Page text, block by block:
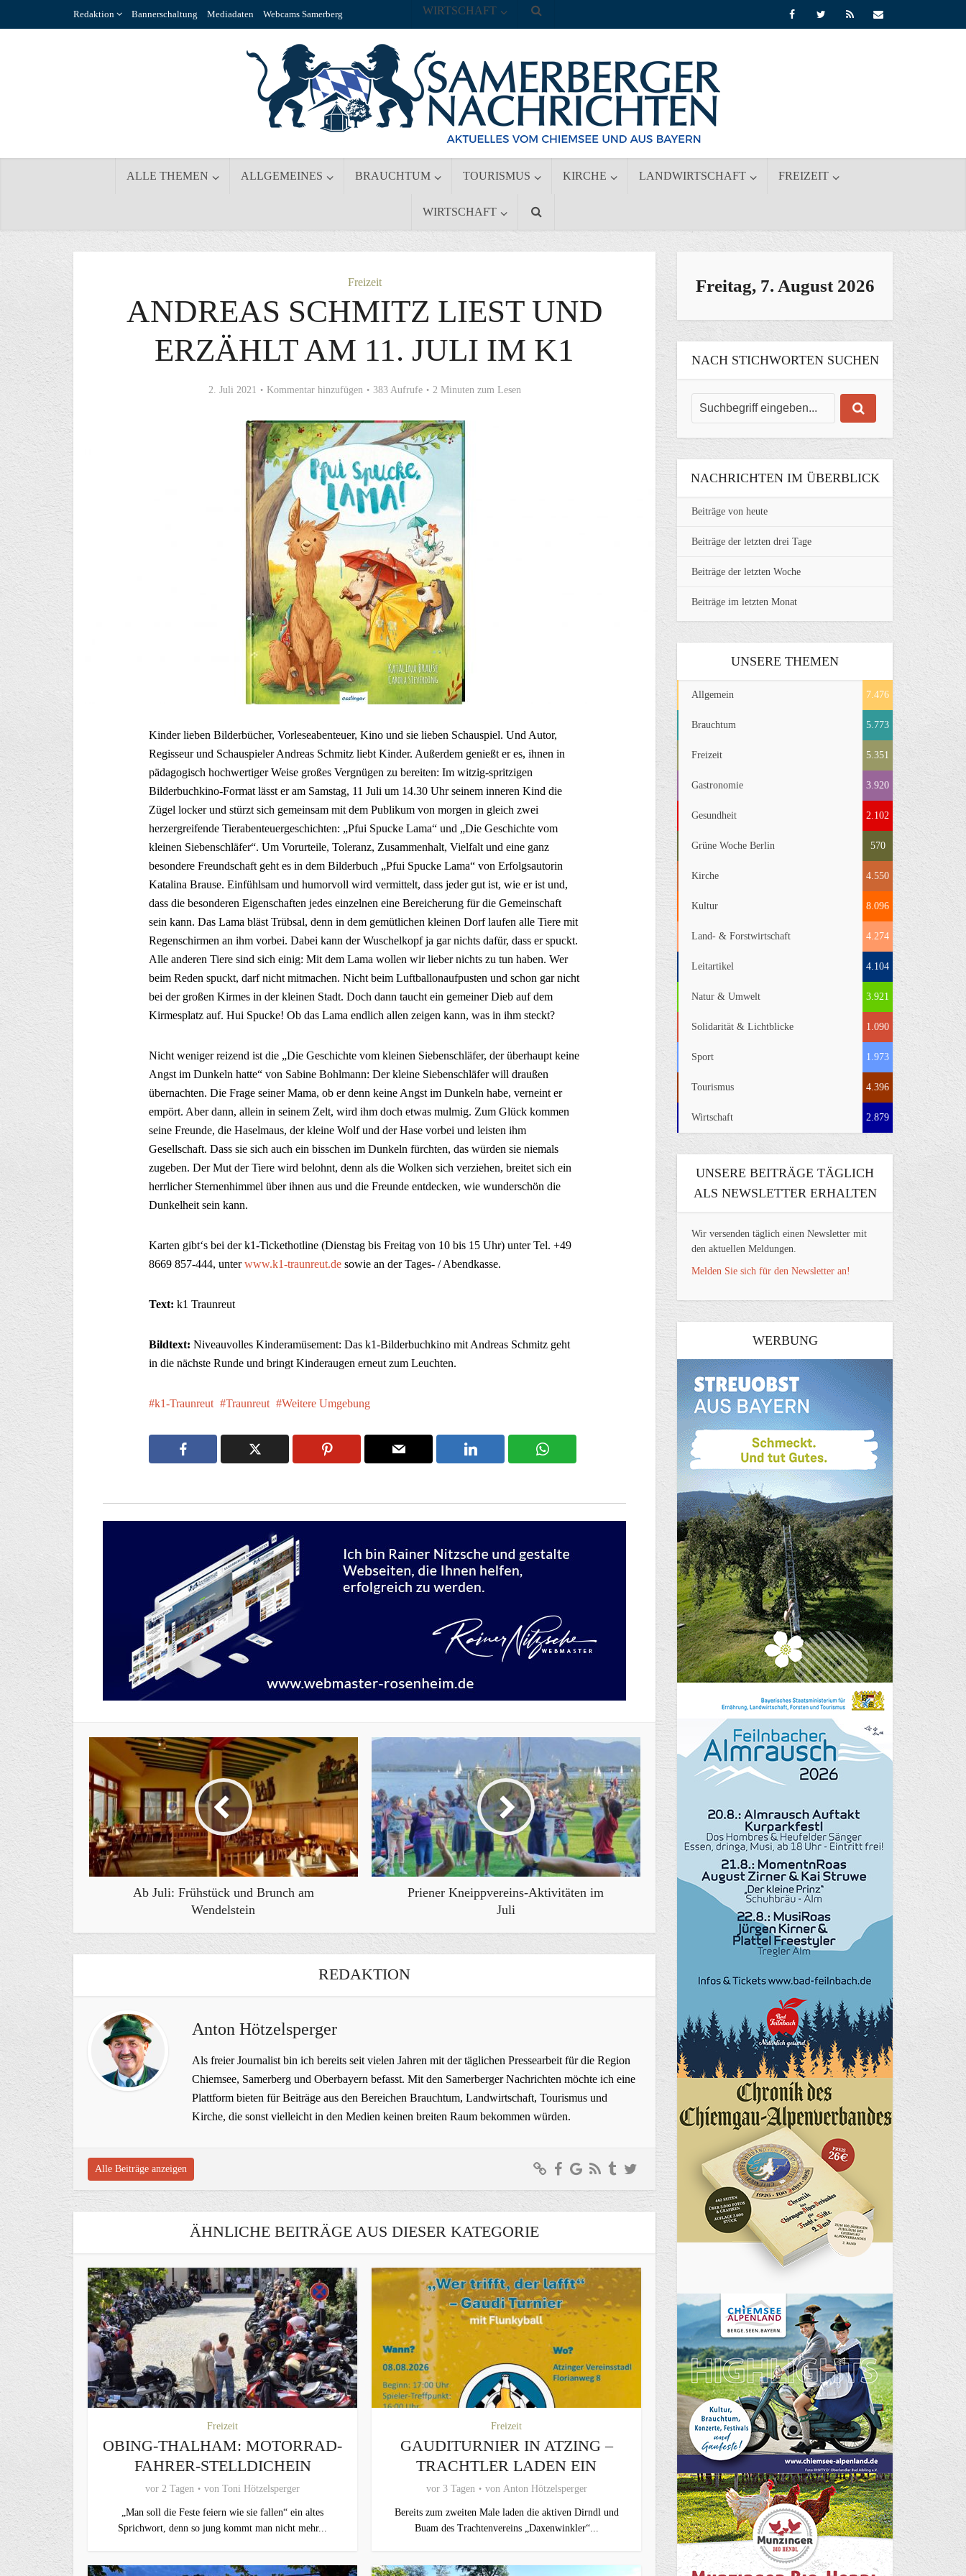
Redaktion Bannerschaltung Mediadaten Webcams Samerberg
ALLE THEMEN ALLGEMEINES BRAUCHTUM TOURISMUS KIRCHE LANDWIRTSCHAFT FREIZEIT
WIRTSCHAFT
WIRTSCHAFT
Freizeit
ANDREAS SCHMITZ LIEST UND
ERZÄHLT AM 11. JULI IM K1
2. Juli 2021 Kommentar hinzufügen 383 Aufrufe 2 Minuten zum Lesen
Kinder lieben Bilderbücher, Vorleseabenteuer, Kino und sie lieben Schauspiel. Und Autor,
Regisseur und Schauspieler Andreas Schmitz liebt Kinder. Außerdem genießt er es, ihnen in
pädagogisch hochwertiger Weise großes Vergnügen zu bereiten: Im witzig-spritzigen
Bilderbuchkino-Format lässt er am Samstag, 11 Juli um 14.30 Uhr seinem inneren Kind die
Zügel locker und stürzt sich gemeinsam mit dem Publikum von morgen in gleich zwei
herzergreifende Tierabenteuergeschichten: „Pfui Spucke Lama“ und „Die Geschichte vom
kleinen Siebenschläfer“. Um Vorurteile, Toleranz, Zusammenhalt, Vielfalt und eine ganz
besondere Freundschaft geht es in dem Bilderbuch „Pfui Spucke Lama“ von Erfolgsautorin
Katalina Brause. Einfühlsam und humorvoll wird vermittelt, dass jeder gut ist, wie er ist und,
dass die besonderen Eigenschaften jedes einzelnen eine Bereicherung für die Gemeinschaft
sein kann. Das Lama bläst Trübsal, denn in dem gemütlichen kleinen Dorf laufen alle Tiere mit
Regenschirmen an ihm vorbei. Dabei kann der Wuschelkopf ja gar nichts dafür, dass er spuckt.
Alle anderen Tiere sind sich einig: Mit dem Lama wollen wir lieber nichts zu tun haben. Wer
beim Reden spuckt, darf nicht mitmachen. Nicht beim Luftballonaufpusten und schon gar nicht
bei der großen Kirmes in der kleinen Stadt. Doch dann taucht ein gemeiner Dieb auf dem
Kirmesplatz auf. Hui Spucke! Ob das Lama endlich allen zeigen kann, was in ihm steckt?
Nicht weniger reizend ist die „Die Geschichte vom kleinen Siebenschläfer, der überhaupt keine
Angst im Dunkeln hatte“ von Sabine Bohlmann: Der kleine Siebenschläfer will draußen
übernachten. Die Frage seiner Mama, ob er denn keine Angst im Dunkeln habe, verneint er
empört. Aber dann, allein in seinem Zelt, wird ihm doch etwas mulmig. Zum Glück kommen
seine Freunde, die Haselmaus, der kleine Wolf und der Hase vorbei und leisten ihm
Gesellschaft. Dass sie sich auch ein bisschen im Dunkeln fürchten, das würden sie niemals
zugeben. Der Mut der Tiere wird belohnt, denn als die Wolken sich verziehen, breitet sich ein
herrlicher Sternenhimmel über ihnen aus und die Freunde entdecken, wie wunderschön die
Dunkelheit sein kann.
Karten gibt‘s bei der k1-Tickethotline (Dienstag bis Freitag von 10 bis 15 Uhr) unter Tel. +49
8669 857-444, unterwww.k1-traunreut.de sowie an der Tages- / Abendkasse.
Text: k1 Traunreut
Bildtext: Niveauvolles Kinderamüsement: Das k1-Bilderbuchkino mit Andreas Schmitz geht
in die nächste Runde und bringt Kinderaugen erneut zum Leuchten.
k1-Traunreut Traunreut Weitere Umgebung
Ab Juli: Frühstück und Brunch am
Wendelstein
Priener Kneippvereins-Aktivitäten im
Juli
REDAKTION
Anton Hötzelsperger
Als freier Journalist bin ich bereits seit vielen Jahren mit der täglichen Pressearbeit für die Region
Chiemsee, Samerberg und Oberbayern befasst. Mit den Samerberger Nachrichten möchte ich eine
Plattform bieten für Beiträge aus den Bereichen Brauchtum, Landwirtschaft, Tourismus und
Kirche, die sonst vielleicht in den Medien keinen breiten Raum bekommen würden.
Alle Beiträge anzeigen
ÄHNLICHE BEITRÄGE AUS DIESER KATEGORIE
Freizeit
OBING-THALHAM: MOTORRAD-
FAHRER-STELLDICHEIN
vor 2 Tagen von Toni Hötzelsperger
„Man soll die Feste feiern wie sie fallen“ ein altes
Sprichwort, denn so jung kommt man nicht mehr...
Freizeit
GAUDITURNIER IN ATZING –
TRACHTLER LADEN EIN
vor 3 Tagen von Anton Hötzelsperger
Bereits zum zweiten Male laden die aktiven Dirndl und
Buam des Trachtenvereins „Daxenwinkler“...
Freitag, 7. August 2026
NACH STICHWORTEN SUCHEN
NACHRICHTEN IM ÜBERBLICK
Beiträge von heute
Beiträge der letzten drei Tage
Beiträge der letzten Woche
Beiträge im letzten Monat
UNSERE THEMEN
Allgemein 7.476
Brauchtum 5.773
Freizeit 5.351
Gastronomie 3.920
Gesundheit 2.102
Grüne Woche Berlin 570
Kirche 4.550
Kultur 8.096
Land- & Forstwirtschaft 4.274
Leitartikel 4.104
Natur & Umwelt 3.921
Solidarität & Lichtblicke 1.090
Sport 1.973
Tourismus 4.396
Wirtschaft 2.879
UNSERE BEITRÄGE TÄGLICH
ALS NEWSLETTER ERHALTEN
Wir versenden täglich einen Newsletter mit
den aktuellen Meldungen.
Melden Sie sich für den Newsletter an!
WERBUNG